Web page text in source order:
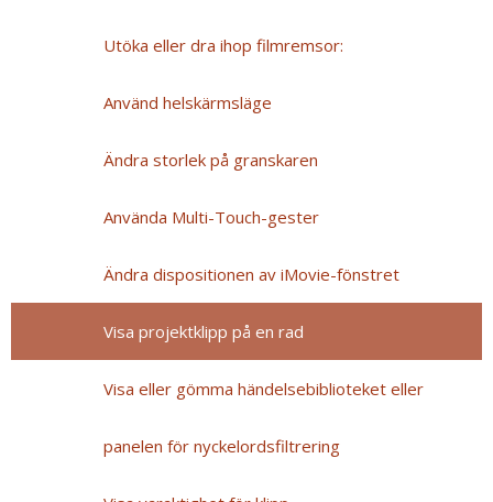
Utöka eller dra ihop filmremsor:
Använd helskärmsläge
Ändra storlek på granskaren
Använda Multi-Touch-gester
Ändra dispositionen av iMovie-fönstret
Visa projektklipp på en rad
Visa eller gömma händelsebiblioteket eller
panelen för nyckelordsfiltrering